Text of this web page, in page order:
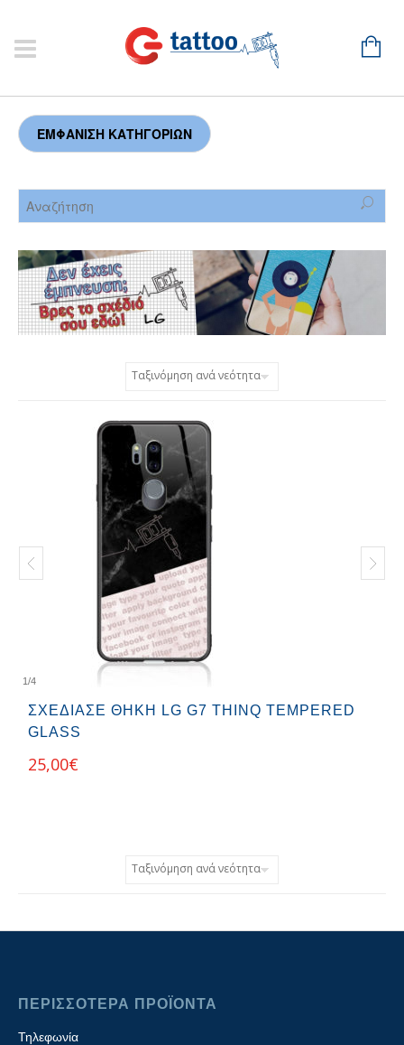
1/4
ΣΧΕΔΊΑΣΕ ΘΉΚΗ LG G7 THINQ TEMPERED
GLASS
25,00€
ΠΕΡΙΣΣΟΤΕΡΑ ΠΡΟΪΟΝΤΑ
Τηλεφωνία